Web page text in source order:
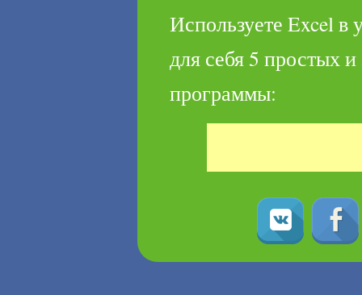
Используете Excel в
для себя 5 простых
программы: